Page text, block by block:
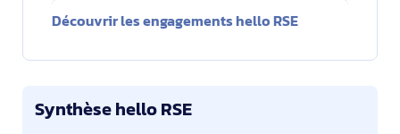
Découvrir les engagements hello RSE
Synthèse hello RSE